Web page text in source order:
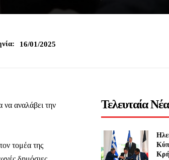
16/01/2025
να αναλάβει την
τομέα της
Τελευταία Νέα